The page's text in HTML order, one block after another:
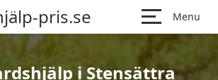
pris.se Menu
i Stensättra